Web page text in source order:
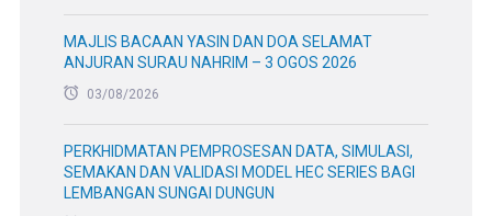
MAJLIS BACAAN YASIN DAN DOA SELAMAT
ANJURAN SURAU NAHRIM – 3 OGOS 2026
03/08/2026
PERKHIDMATAN PEMPROSESAN DATA, SIMULASI,
SEMAKAN DAN VALIDASI MODEL HEC SERIES BAGI
LEMBANGAN SUNGAI DUNGUN